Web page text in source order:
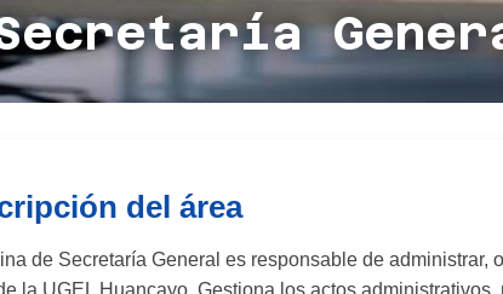
del área
de Secretaría General es responsable de administrar,
la UGEL Huancayo. Gestiona los actos